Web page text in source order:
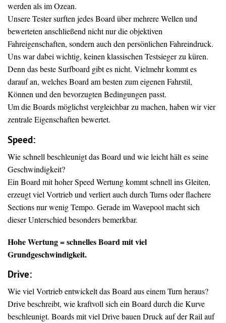
werden als im Ozean.
Unsere Tester surften jedes Board über mehrere Wellen und
bewerteten anschließend nicht nur die objektiven
Fahreigenschaften, sondern auch den persönlichen Fahreindruck.
Uns war dabei wichtig, keinen klassischen Testsieger zu küren.
Denn das beste Surfboard gibt es nicht. Vielmehr kommt es
darauf an, welches Board am besten zum eigenen Fahrstil,
Können und den bevorzugten Bedingungen passt.
Um die Boards möglichst vergleichbar zu machen, haben wir vier
zentrale Eigenschaften bewertet.
Speed:
Wie schnell beschleunigt das Board und wie leicht hält es seine
Geschwindigkeit?
Ein Board mit hoher Speed Wertung kommt schnell ins Gleiten,
erzeugt viel Vortrieb und verliert auch durch Turns oder flachere
Sections nur wenig Tempo. Gerade im Wavepool macht sich
dieser Unterschied besonders bemerkbar.
Hohe Wertung = schnelles Board mit viel
Grundgeschwindigkeit.
Drive:
Wie viel Vortrieb entwickelt das Board aus einem Turn heraus?
Drive beschreibt, wie kraftvoll sich ein Board durch die Kurve
beschleunigt. Boards mit viel Drive bauen Druck auf der Rail auf